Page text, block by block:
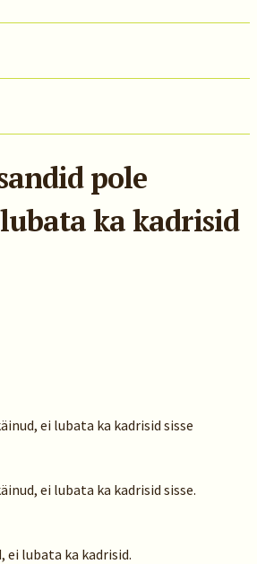
pole
ka kadrisid
ei lubata ka kadrisid sisse
ei lubata ka kadrisid sisse.
ei lubata ka kadrisid.